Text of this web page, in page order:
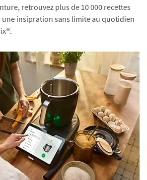
retrouvez plus de 10 000 recettes
insipration sans limite au quotidien